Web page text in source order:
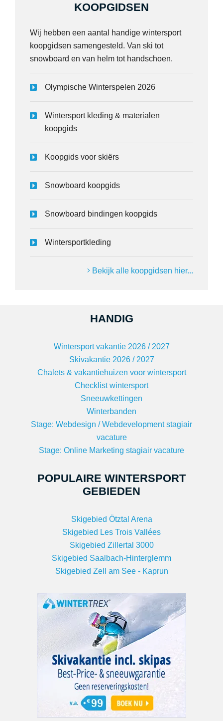
KOOPGIDSEN
Wij hebben een aantal handige wintersport
koopgidsen samengesteld. Van ski tot
snowboard en van helm tot handschoen.
Olympische Winterspelen 2026
Wintersport kleding & materialen
koopgids
Koopgids voor skiërs
Snowboard koopgids
Snowboard bindingen koopgids
Wintersportkleding
Bekijk alle koopgidsen hier...
HANDIG
Wintersport vakantie 2026 / 2027
Skivakantie 2026 / 2027
Chalets & vakantiehuizen voor wintersport
Checklist wintersport
Sneeuwkettingen
Winterbanden
Stage: Webdesign / Webdevelopment stagiair
vacature
Stage: Online Marketing stagiair vacature
POPULAIRE WINTERSPORT
GEBIEDEN
Skigebied Ötztal Arena
Skigebied Les Trois Vallées
Skigebied Zillertal 3000
Skigebied Saalbach-Hinterglemm
Skigebied Zell am See - Kaprun